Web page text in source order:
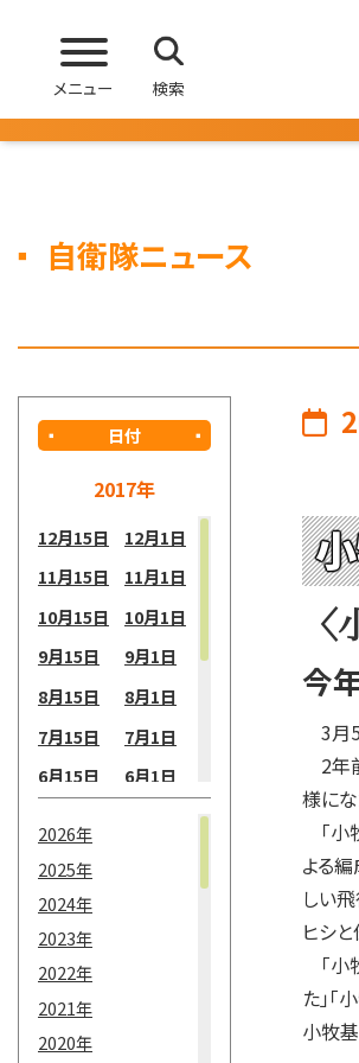
メニュー 検索
自衛隊ニュース
日付
2017年
12月15日
12月1日
11月15日
11月1日
10月15日
10月1日
9月15日
9月1日
8月15日
8月1日
7月15日
7月1日
6月15日
6月1日
3月15日
2月15日
1月15日
2026年
2025年
2024年
2023年
2022年
2021年
2020年
今
3月5
2年
様に
「小
よる
しい
ヒシ
「小
た」
小牧